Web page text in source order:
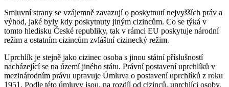
Smluvní strany se vzájemně zavazují o poskytnutí nejvyšších práv a
výhod, jaké byly kdy poskytnuty jiným cizincům. Co se týká v
tomto hledisku České republiky, tak v rámci EU poskytuje národní
režim a ostatním cizincům zvláštní cizinecký režim.
Uprchlík je stejně jako cizinec osoba s jinou státní příslušností
nacházející se na území jiného státu. Právní postavení uprchlíků v
mezinárodním právu upravuje Úmluva o postavení uprchlíků z roku
1951. Podle této úmluvy jsou, na rozdíl od cizinců, uprchlíci osoby,